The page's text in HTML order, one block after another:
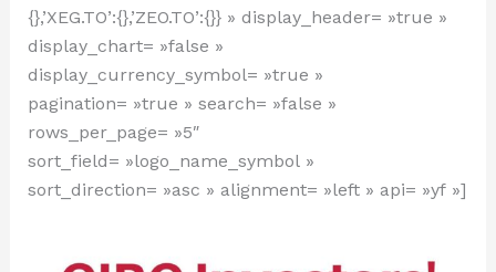
{},’XEG.TO’:{},’ZEO.TO’:{}} » display_header= »true »
display_chart= »false »
display_currency_symbol= »true »
pagination= »true » search= »false »
rows_per_page= »5″
sort_field= »logo_name_symbol »
sort_direction= »asc » alignment= »left » api= »yf »]